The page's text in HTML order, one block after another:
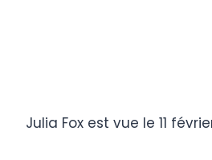
Julia Fox est vue le 11